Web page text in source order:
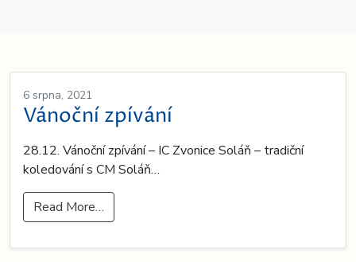
6 srpna, 2021
Vánoční zpívání
28.12. Vánoční zpívání – IC Zvonice Soláň – tradiční
koledování s CM Soláň…
Read More…